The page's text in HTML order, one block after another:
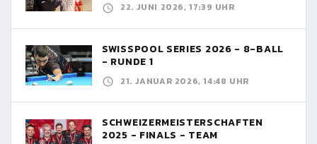
22. JUNI 2026, 17:39 UHR
SWISSPOOL SERIES 2026 - 8-BALL
- RUNDE 1
21. JANUAR 2026, 14:48 UHR
SCHWEIZERMEISTERSCHAFTEN
2025 - FINALS - TEAM